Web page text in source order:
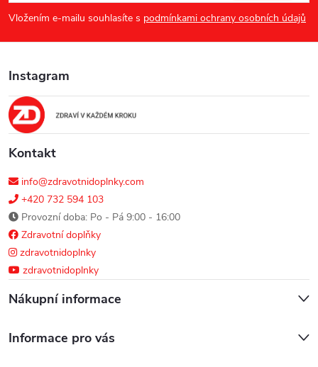
p
a
t
Vložením e-mailu souhlasíte s podmínkami ochrany osobních údajů
Instagram
Kontakt
info@zdravotnidoplnky.com
+420 732 594 103
Provozní doba: Po - Pá 9:00 - 16:00
Zdravotní doplňky
zdravotnidoplnky
zdravotnidoplnky
Nákupní informace
Informace pro vás